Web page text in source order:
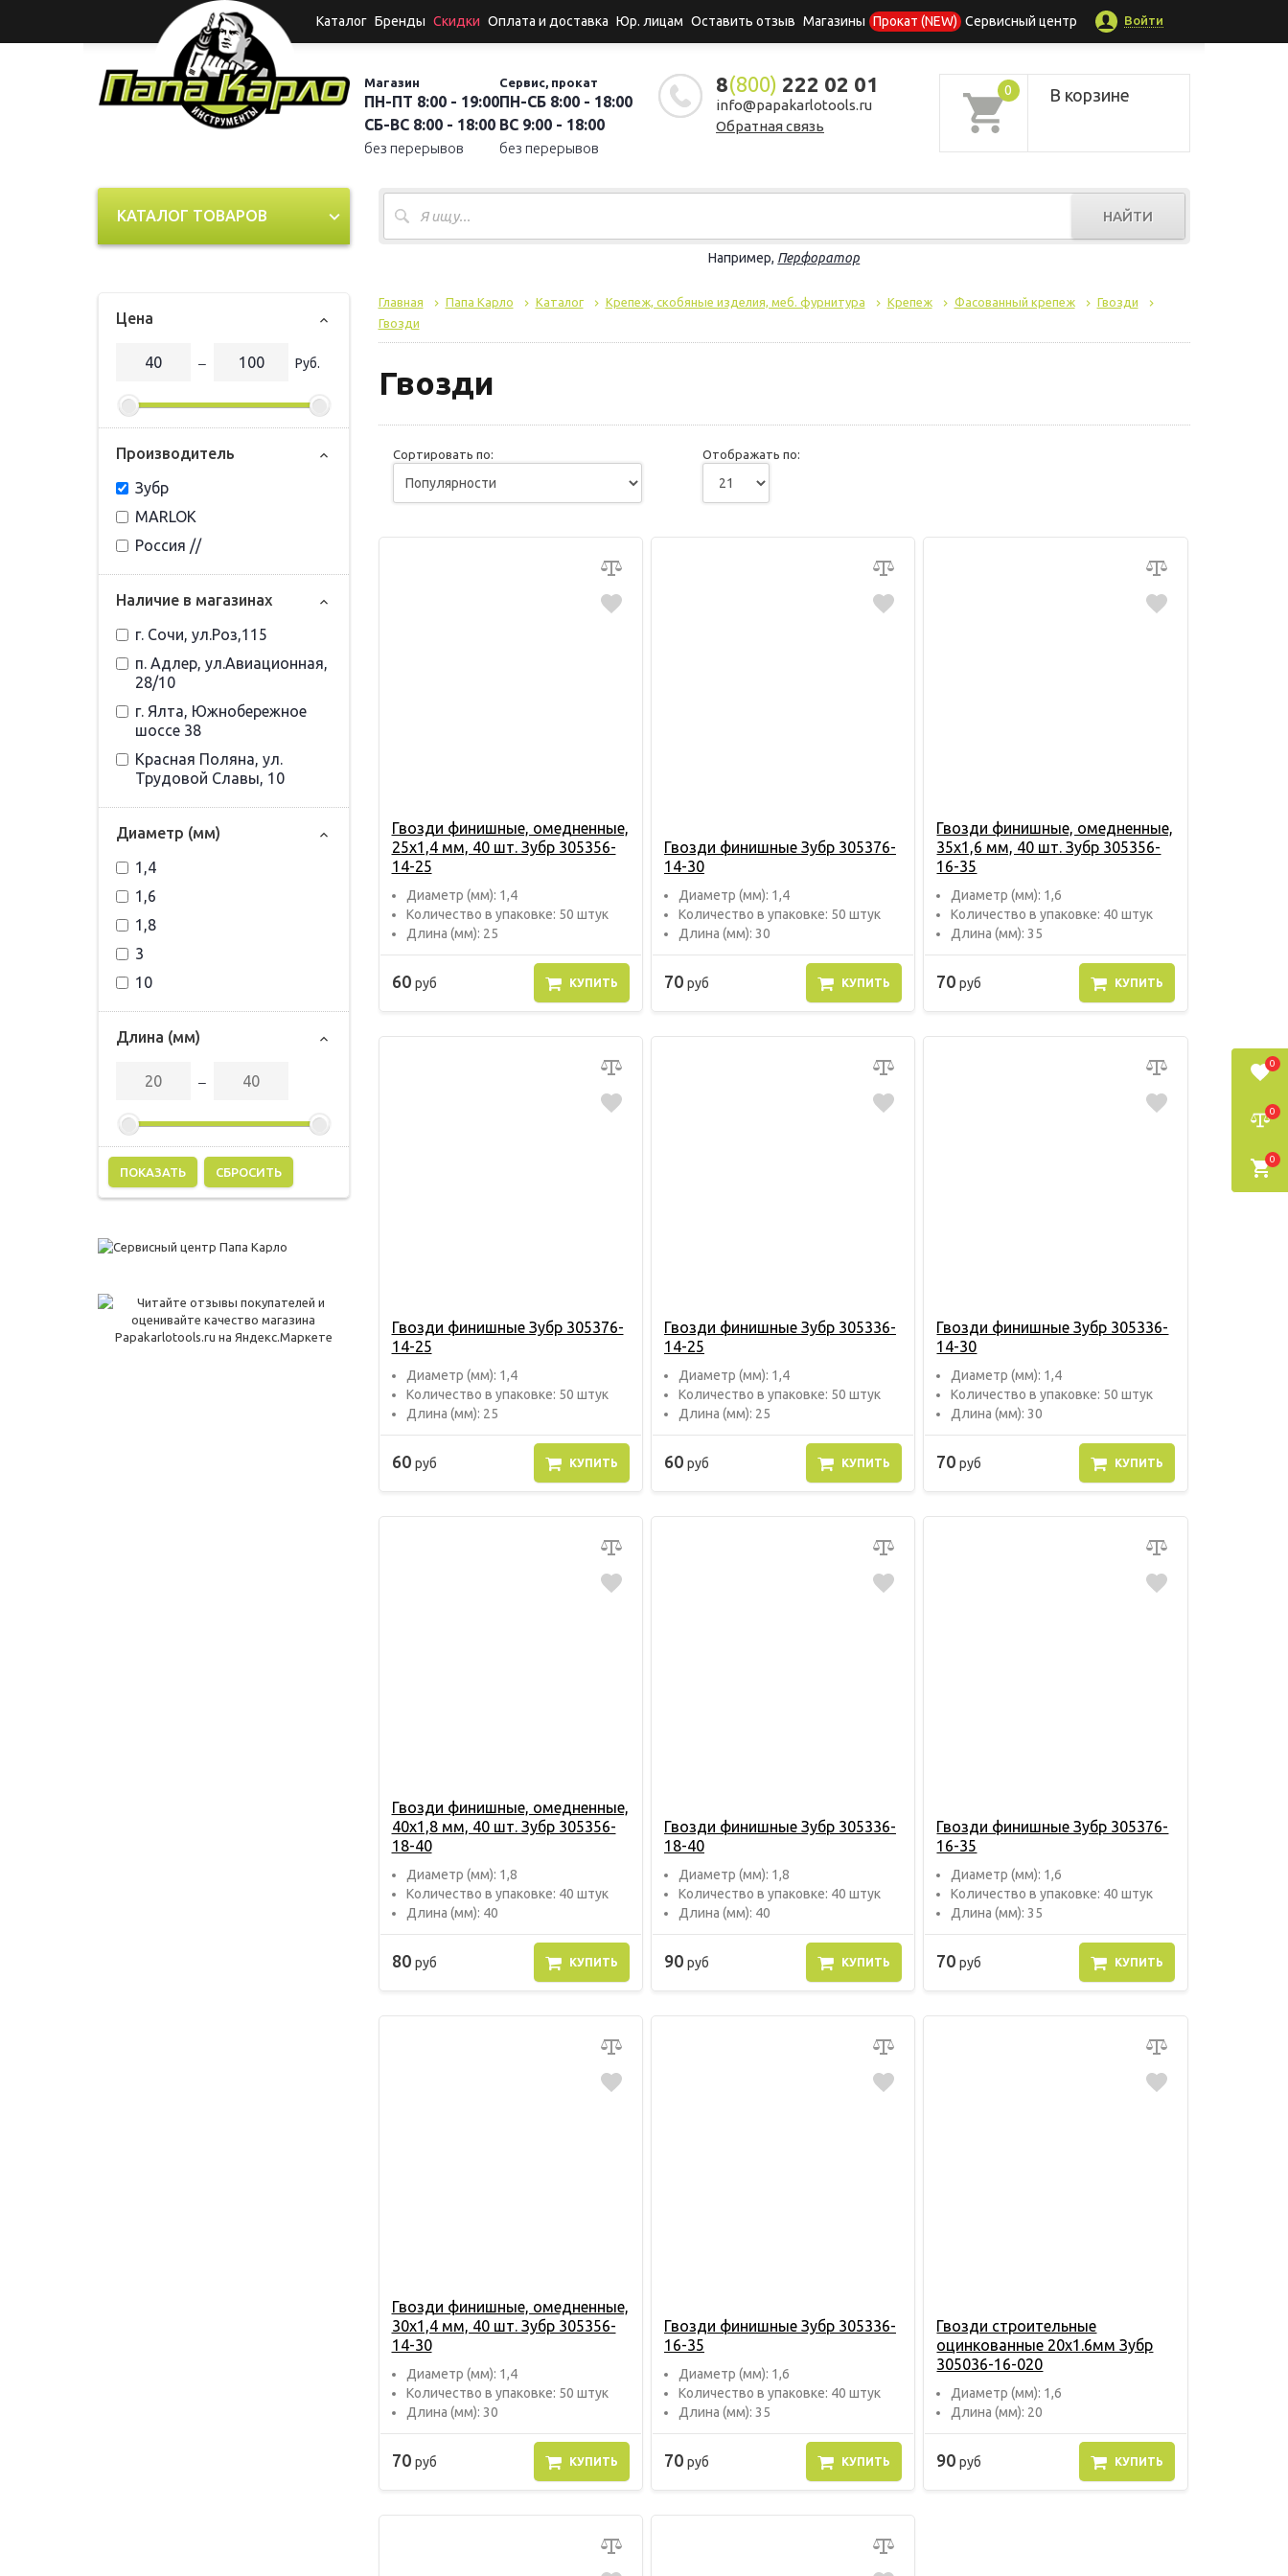
Каталог Бренды Скидки Оплата и доставка Юр. лицам Оставить отзыв Магазины Прокат (NEW) Сервисный центр Войти
Магазин
ПН-ПТ 8:00 - 19:00
СБ-ВС 8:00 - 18:00
без перерывов
Сервис, прокат
ПН-СБ 8:00 - 18:00
ВС 9:00 - 18:00
без перерывов
8(800) 222 02 01
info@papakarlotools.ru
Обратная связь
0 В корзине
НАЙТИ
Например, Перфоратор
КАТАЛОГ ТОВАРОВ
Цена
‒ Руб.
Прoизвoдитель
Зубр
MARLOK
Россия //
Наличие в магазинах
г. Сочи, ул.Роз,115
п. Адлер, ул.Авиационная,
28/10
г. Ялта, Южнобережное
шоссе 38
Красная Поляна, ул.
Трудовой Славы, 10
Диаметр (мм)
1,4
1,6
1,8
3
10
Длина (мм)
‒
СБРОСИТЬ
Главная Папа Карло Каталог Крепеж, скобяные изделия, меб. фурнитура Крепеж Фасованный крепеж
Гвозди
Гвозди
Гвозди
Сортировать по: Отображать по:
Гвозди финишные, омедненные,
25х1,4 мм, 40 шт. Зубр 305356-
14-25
Диаметр (мм): 1,4
Количество в упаковке: 50 штук
Длина (мм): 25
60 руб КУПИТЬ
Гвозди финишные Зубр 305376-
14-30
Диаметр (мм): 1,4
Количество в упаковке: 50 штук
Длина (мм): 30
70 руб КУПИТЬ
Гвозди финишные, омедненные,
35х1,6 мм, 40 шт. Зубр 305356-
16-35
Диаметр (мм): 1,6
Количество в упаковке: 40 штук
Длина (мм): 35
70руб КУПИТЬ
Гвозди финишные Зубр 305376-
14-25
Диаметр (мм): 1,4
Количество в упаковке: 50 штук
Длина (мм): 25
60 руб КУПИТЬ
Гвозди финишные Зубр 305336-
14-25
Диаметр (мм): 1,4
Количество в упаковке: 50 штук
Длина (мм): 25
60 руб КУПИТЬ
Гвозди финишные Зубр 305336-
14-30
Диаметр (мм): 1,4
Количество в упаковке: 50 штук
Длина (мм): 30
70руб КУПИТЬ
Гвозди финишные, омедненные,
40х1,8 мм, 40 шт. Зубр 305356-
18-40
Диаметр (мм): 1,8
Количество в упаковке: 40 штук
Длина (мм): 40
80 руб КУПИТЬ
Гвозди финишные Зубр 305336-
18-40
Диаметр (мм): 1,8
Количество в упаковке: 40 штук
Длина (мм): 40
90 руб КУПИТЬ
Гвозди финишные Зубр 305376-
16-35
Диаметр (мм): 1,6
Количество в упаковке: 40 штук
Длина (мм): 35
70руб КУПИТЬ
Гвозди финишные, омедненные,
30х1,4 мм, 40 шт. Зубр 305356-
14-30
Диаметр (мм): 1,4
Количество в упаковке: 50 штук
Длина (мм): 30
70 руб КУПИТЬ
Гвозди финишные Зубр 305336-
16-35
Диаметр (мм): 1,6
Количество в упаковке: 40 штук
Длина (мм): 35
70 руб КУПИТЬ
Гвозди строительные
оцинкованные 20х1.6мм Зубр
305036-16-020
Диаметр (мм): 1,6
Длина (мм): 20
90руб КУПИТЬ
0
0
0